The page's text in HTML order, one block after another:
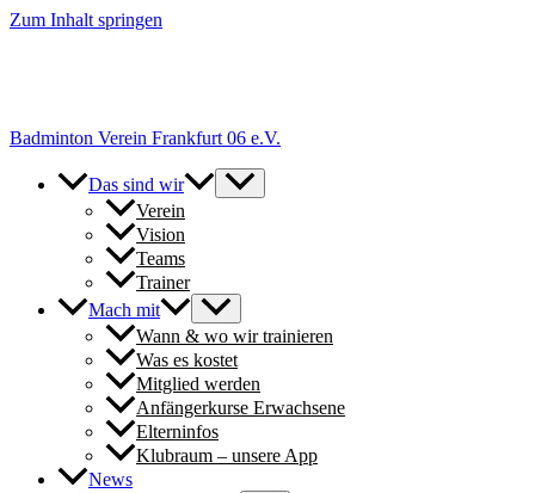
Zum Inhalt springen
Badminton Verein Frankfurt 06 e.V.
Das sind wir
Verein
Vision
Teams
Trainer
Mach mit
Wann & wo wir trainieren
Was es kostet
Mitglied werden
Anfängerkurse Erwachsene
Elterninfos
Klubraum – unsere App
News